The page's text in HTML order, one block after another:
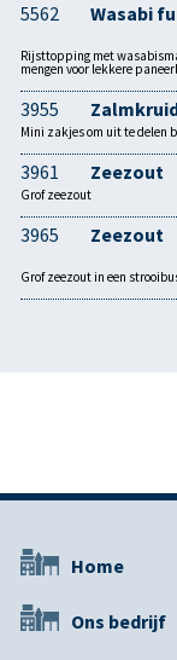
5562 Wasabi
Rijsttopping met
mengen voor lekkere
3955
Mini zakjes om uit te delen
3961 Zeezout
Grof zeezout
3965 Zeezout
Grof zeezout in een
Home
Ons bedrijf